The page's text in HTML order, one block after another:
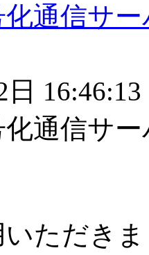
通信サ
日 16:46:13
通信サ
ただき